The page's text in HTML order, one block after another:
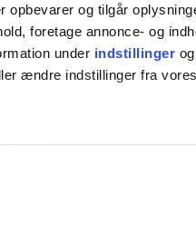
opbevarer og tilgår
foretage annonce- og
under indstillinger
ændre indstillinger fra
vores indhold og annoncer,